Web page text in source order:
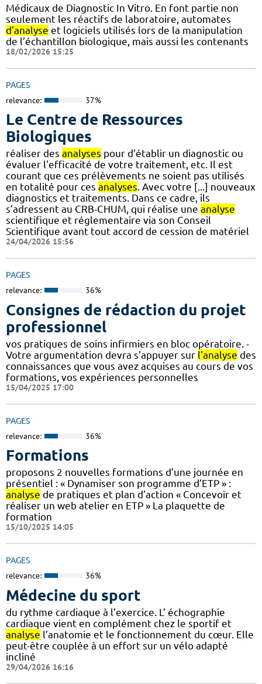
Médicaux de Diagnostic In Vitro. En font partie non
seulement les réactifs de laboratoire, automates
d’analyse et logiciels utilisés lors de la manipulation
de l’échantillon biologique, mais aussi les contenants
18/02/2026 15:25
PAGES
relevance: 37%
Le Centre de Ressources
Biologiques
réaliser des analyses pour d’établir un diagnostic ou
évaluer l'efficacité de votre traitement, etc. Il est
courant que ces prélèvements ne soient pas utilisés
en totalité pour ces analyses. Avec votre [...] nouveaux
diagnostics et traitements. Dans ce cadre, ils
s’adressent au CRB-CHUM, qui réalise une analyse
scientifique et réglementaire via son Conseil
Scientifique avant tout accord de cession de matériel
24/04/2026 15:56
PAGES
relevance: 36%
Consignes de rédaction du projet
professionnel
vos pratiques de soins infirmiers en bloc opératoire. -
Votre argumentation devra s’appuyer sur l'analyse des
connaissances que vous avez acquises au cours de vos
formations, vos expériences personnelles
15/04/2025 17:00
PAGES
relevance: 36%
Formations
proposons 2 nouvelles formations d’une journée en
présentiel : « Dynamiser son programme d’ETP » :
analyse de pratiques et plan d’action « Concevoir et
réaliser un web atelier en ETP » La plaquette de
formation
15/10/2025 14:05
PAGES
relevance: 36%
Médecine du sport
du rythme cardiaque à l’exercice. L’ échographie
cardiaque vient en complément chez le sportif et
analyse l’anatomie et le fonctionnement du cœur. Elle
peut-être couplée à un effort sur un vélo adapté
incliné
29/04/2026 16:16